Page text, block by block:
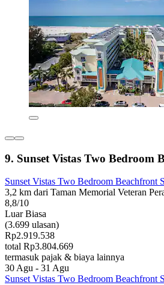
9. Sunset Vistas Two Bedroom
Sunset Vistas Two Bedroom Beachfront
3,2 km dari Taman Memorial Veteran
8,8/10
Luar Biasa
(3.699 ulasan)
Rp2.919.538
total Rp3.804.669
termasuk pajak & biaya lainnya
30 Agu - 31 Agu
Sunset Vistas Two Bedroom Beachfront